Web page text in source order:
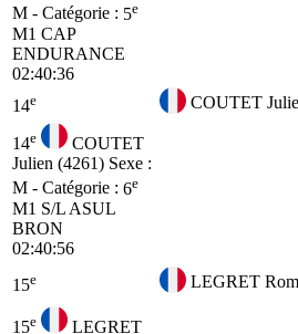
M - Catégorie : 5e
M1 CAP
ENDURANCE
02:40:36
14e COUTET
14e
COUTET
Julien (4261) Sexe :
M - Catégorie : 6e
M1 S/L ASUL
BRON
02:40:56
15e LEGRET
15e
LEGRET